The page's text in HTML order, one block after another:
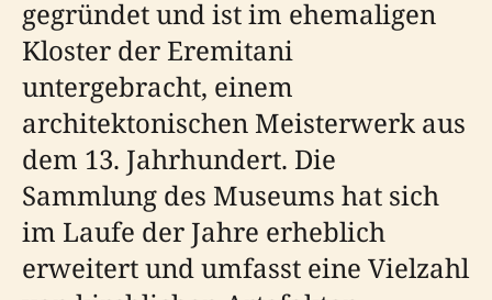
gegründet und ist im ehemaligen
Kloster der Eremitani
untergebracht, einem
architektonischen Meisterwerk aus
dem 13. Jahrhundert. Die
Sammlung des Museums hat sich
im Laufe der Jahre erheblich
erweitert und umfasst eine Vielzahl